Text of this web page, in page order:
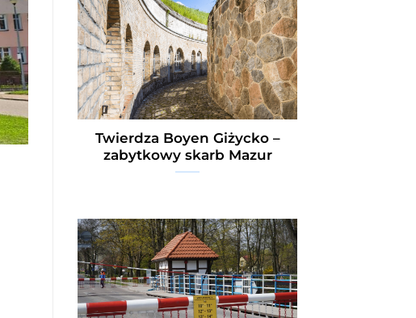
Twierdza Boyen Giżycko –
zabytkowy skarb Mazur